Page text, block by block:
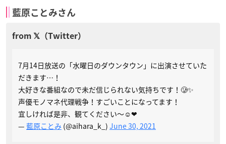
藍原ことみさん
7月14日放送の「水曜日のダウンタウン」に出演させていた
だきます…！
大好きな番組なので未だ信じられない気持ちです！🥲✨
声優モノマネ代理戦争！すごいことになってます！
宜しければ是非、観てください～☺️❤
— 藍原ことみ (@aihara_k_) June 30, 2021